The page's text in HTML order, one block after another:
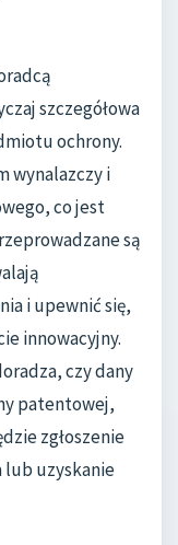
szczegółowa
ochrony.
wynalazczy i
co jest
są
i upewnić się,
innowacyjny.
czy dany
patentowej,
zgłoszenie
lub uzyskanie